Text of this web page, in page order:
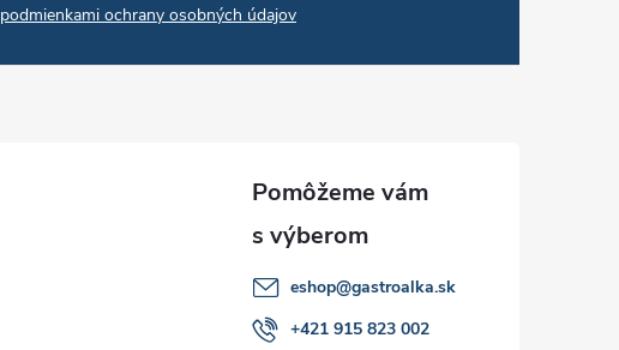
podmienkami ochrany osobných údajov
eshop@gastroalka.sk
+421 915 823 002